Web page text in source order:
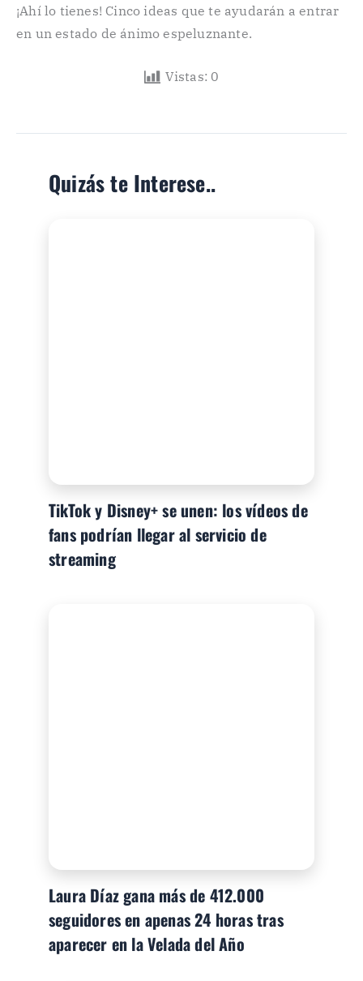
¡Ahí lo tienes! Cinco ideas que te ayudarán a entrar
en un estado de ánimo espeluznante.
Vistas: 0
Quizás te Interese..
TikTok y Disney+ se unen: los vídeos de
fans podrían llegar al servicio de
streaming
Laura Díaz gana más de 412.000
seguidores en apenas 24 horas tras
aparecer en la Velada del Año